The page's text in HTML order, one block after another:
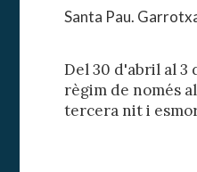
Santa Pau.
Del 30 d'abril al 3
règim de només
tercera nit i